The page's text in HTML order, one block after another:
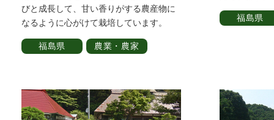
びと成長して、甘い香りがする農産物に
なるように心がけて栽培しています。
福島県 農業・農家
福島県